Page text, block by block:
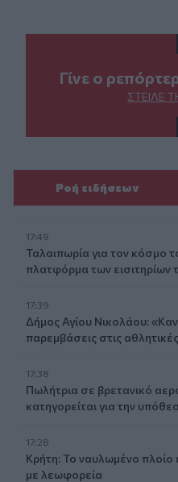
Γίνε ο
ΣΤΕΊΛΕ
Ροή ειδήσεων
17:49
Ταλαιπωρία για τον κόσμο
πλατφόρμα των
17:39
Δήμος Αγίου Νικολάου:
παρεμβάσεις στις
17:38
Πωλήτρια σε βρετανικό
κατηγορείται για την
17:28
Κρήτη: Το ναυλωμένο πλοίο
με λεωφορεία